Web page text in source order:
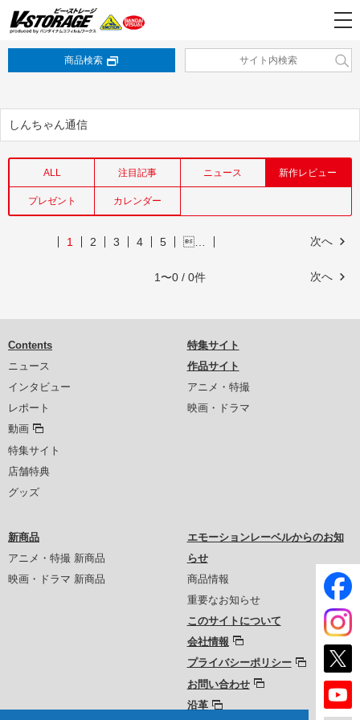
商品検索
しんちゃん通信
ALL 注目記事 ニュース 新作レビュー
プレゼント カレンダー
次へ
1 2 3 4 5 …
次へ
1〜0 / 0件
Contents
ニュース
インタビュー
レポート
動画
特集サイト
店舗特典
グッズ
特集サイト
作品サイト
アニメ・特撮
映画・ドラマ
新商品
アニメ・特撮 新商品
映画・ドラマ 新商品
エモーションレーベルからのお知
らせ
商品情報
重要なお知らせ
このサイトについて
会社情報
プライバシーポリシー
お問い合わせ
沿革